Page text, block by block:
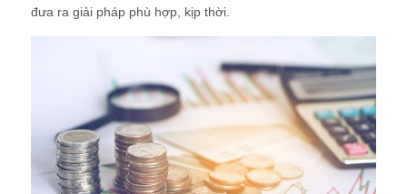
đưa ra giải pháp phù hợp, kịp thời.